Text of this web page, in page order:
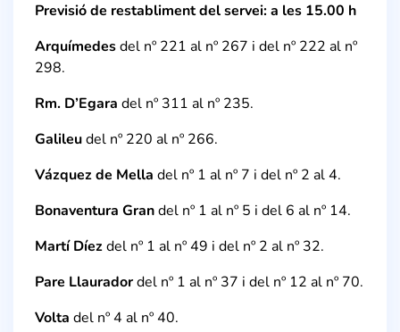
Previsió de restabliment del servei: a les 15.00 h
Arquímedesdel nº 221 al nº 267 i del nº 222 al nº
298.
Rm. D’Egara del nº 311 al nº 235.
Galileudel nº 220 al nº 266.
Vázquez de Mella del nº 1 al nº 7 i del nº 2 al 4.
Bonaventura Grandel nº 1 al nº 5 i del 6 al nº 14.
Martí Díezdel nº 1 al nº 49 i del nº 2 al nº 32.
Pare Llauradordel nº 1 al nº 37 i del nº 12 al nº 70.
Volta del nº 4 al nº 40.